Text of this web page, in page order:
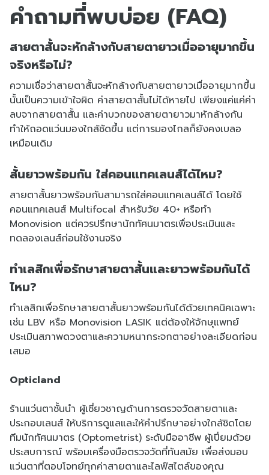
คำถามที่พบบ่อย (FAQ)
สายตาสั้นจะหักล้างกับสายตายาวเมื่ออายุมากขึ้น
จริงหรือไม่?
ความเชื่อว่าสายตาสั้นจะหักล้างกับสายตายาวเมื่ออายุมากขึ้น
นั้นเป็นความเข้าใจผิด ค่าสายตาสั้นไม่ได้หายไป เพียงแค่แค่ค่า
ลบจากสายตาสั้น และค่าบวกของสายตายาวมาหักล้างกัน
ทำให้ถอดแว่นมองใกล้ชัดขึ้น แต่การมองไกลก็ยังคงเบลอ
เหมือนเดิม
สั้นยาวพร้อมกัน ใส่คอนแทคเลนส์ได้ไหม?
สายตาสั้นยาวพร้อมกันสามารถใส่คอนแทคเลนส์ได้ โดยใช้
คอนแทคเลนส์ Multifocal สำหรับวัย 40+ หรือทำ
Monovision แต่ควรปรึกษานักทัศนมาตรเพื่อประเมินและ
ทดลองเลนส์ก่อนใช้งานจริง
ทำเลสิกเพื่อรักษาสายตาสั้นและยาวพร้อมกันได้
ไหม?
ทำเลสิกเพื่อรักษาสายตาสั้นยาวพร้อมกันได้ด้วยเทคนิคเฉพาะ
เช่น LBV หรือ Monovision LASIK แต่ต้องให้จักษุแพทย์
ประเมินสภาพดวงตาและความหนากระจกตาอย่างละเอียดก่อน
เสมอ
Opticland
ร้านแว่นตาชั้นนำ ผู้เชี่ยวชาญด้านการตรวจวัดสายตาและ
ประกอบเลนส์ ให้บริการดูแลและให้คำปรึกษาอย่างใกล้ชิดโดย
ทีมนักทัศนมาตร (Optometrist) ระดับมืออาชีพ ผู้เปี่ยมด้วย
ประสบการณ์ พร้อมเครื่องมือตรวจวัดที่ทันสมัย เพื่อส่งมอบ
แว่นตาที่ตอบโจทย์ทุกค่าสายตาและไลฟ์สไตล์ของคุณ